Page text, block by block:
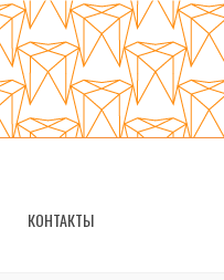
КОНТАКТЫ